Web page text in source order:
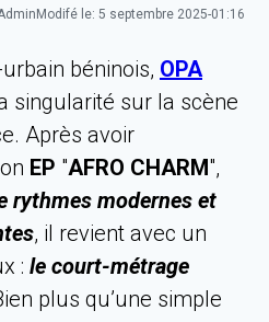
Modifé le: 5 septembre 2025-01:16
béninois, OPA
singularité sur la scène
Après avoir
EP "AFRO CHARM",
rythmes modernes et
, il revient avec un
: le court-métrage
plus qu’une simple